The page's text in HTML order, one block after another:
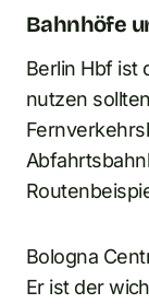
Bahnhöfe
Berlin Hbf ist
nutzen
Bologna
Er ist der